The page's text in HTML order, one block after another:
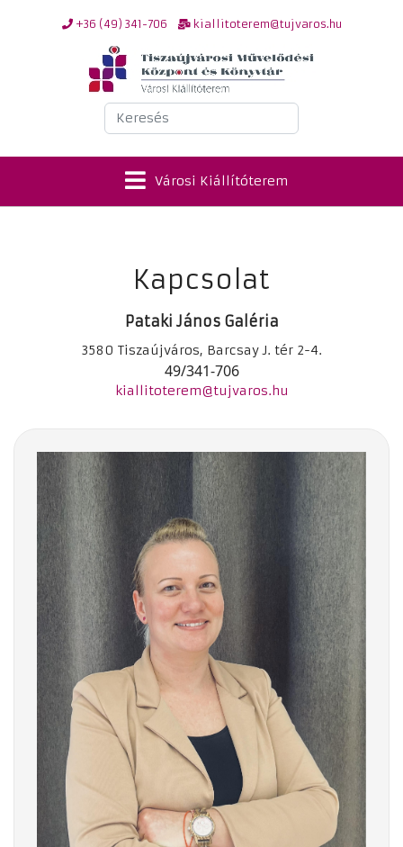
+36 (49) 341-706 kiallitoterem@tujvaros.hu
Keresés
Városi Kiállítóterem
Kapcsolat
Pataki János Galéria
3580 Tiszaújváros, Barcsay J. tér 2-4.
49/341-706
kiallitoterem@tujvaros.hu